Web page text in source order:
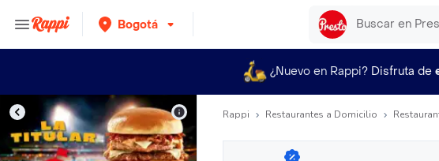
Bogotá
¿Nuevo en Rappi? Disfruta de
Rappi Restaurantes a Domicilio